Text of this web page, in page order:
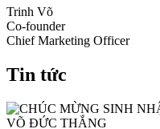
Trinh Võ
Co-founder
Chief Marketing Officer
Tin tức